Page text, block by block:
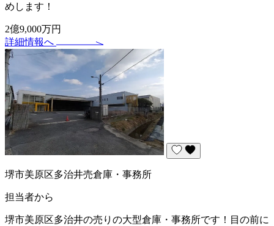
めします！
2億9,000万円
詳細情報へ
堺市美原区多治井売倉庫・事務所
担当者から
堺市美原区多治井の売りの大型倉庫・事務所です！目の前に